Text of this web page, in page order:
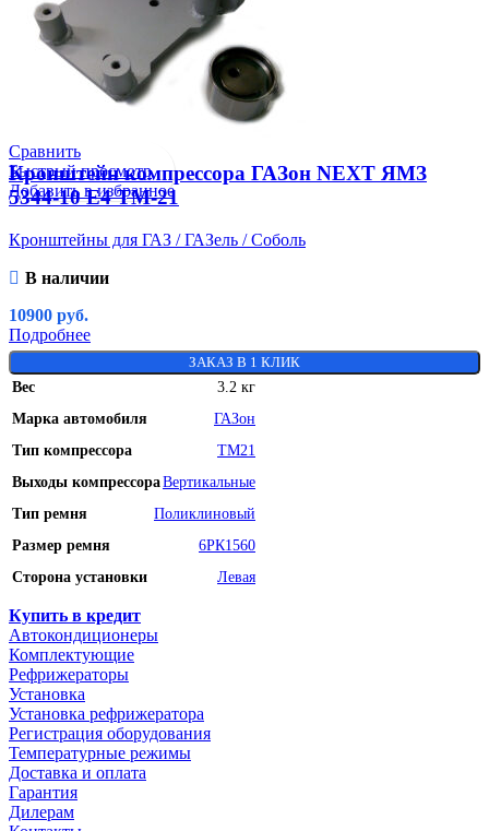
Сравнить
Быстрый просмотр
Добавить в избранное
Кронштейн компрессора ГАЗон NEXT ЯМЗ
5344-10 Е4 ТМ-21
Кронштейны для ГАЗ / ГАЗель / Соболь
В наличии
10900 руб.
Подробнее
ЗАКАЗ В 1 КЛИК
Вес
3.2 кг
Марка автомобиля
ГАЗон
Тип компрессора
ТМ21
Выходы компрессораВертикальные
Тип ремня
Поликлиновый
Размер ремня
6РК1560
Сторона установки
Левая
Купить в кредит
Автокондиционеры
Комплектующие
Рефрижераторы
Установка
Установка рефрижератора
Регистрация оборудования
Температурные режимы
Доставка и оплата
Гарантия
Дилерам